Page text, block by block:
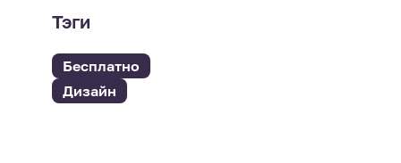
Тэги
Бесплатно
Дизайн